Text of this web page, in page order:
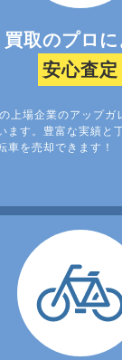
買取のプロに
安心査定
上場企業のアップガ
ます。豊富な実績と
車を売却できます！